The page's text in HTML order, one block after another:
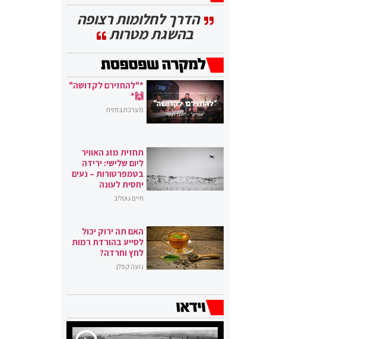
הדרך לחלומות רצופה
בהשגת מטרות
*"להחזירם לקדושה"
🙌*
מערכת בחזית
תחזית מזג האוויר
ליום שלישי: ירידה
בטמפרטורות – נעים
יחסית לעונה
חיים גוטליב
האם תה ירוק יכול
לסייע בהורדת רמות
לחץ וחרדה?
נועה קפלן